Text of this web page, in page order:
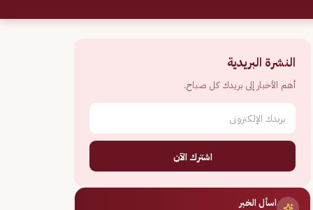
النشرة البريدية
أهم الأخبار إلى بريدك كل صباح.
اشترك الآن
اسأل الخبر